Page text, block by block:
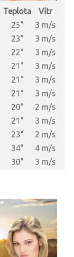
Teplota
Vítr
25°
3 m/s
23°
3 m/s
22°
3 m/s
21°
3 m/s
21°
3 m/s
21°
3 m/s
20°
2 m/s
21°
3 m/s
23°
2 m/s
34°
4 m/s
30° 3 m/s